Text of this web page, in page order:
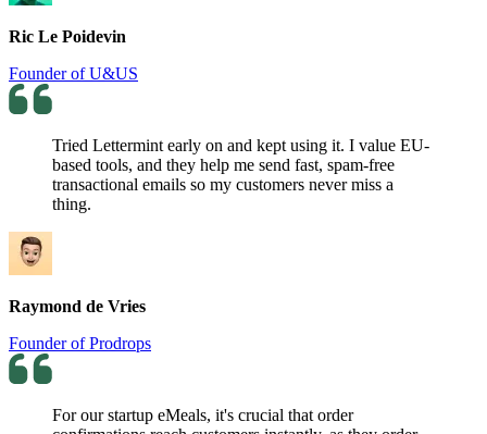
Ric Le Poidevin
Founder of U&US
Tried Lettermint early on and kept using it. I value EU-
based tools, and they help me send fast, spam-free
transactional emails so my customers never miss a
thing.
Raymond de Vries
Founder of Prodrops
For our startup eMeals, it's crucial that order